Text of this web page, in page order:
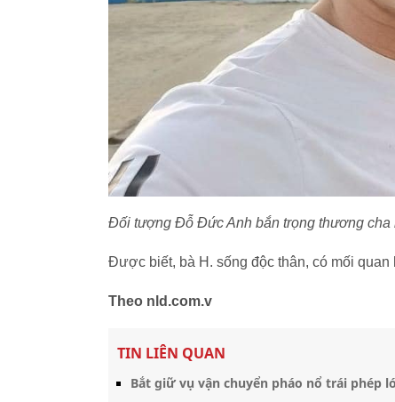
Đối tượng Đỗ Đức Anh bắn trọng thương cha
Được biết, bà H. sống độc thân, có mối
Theo nld.com.v
TIN LIÊN QUAN
Bắt giữ vụ vận chuyển pháo nổ trái